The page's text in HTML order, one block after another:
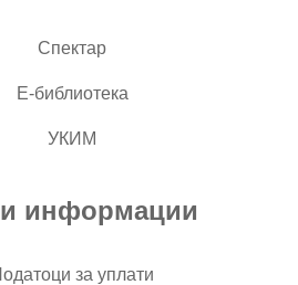
Спектар
Е-библиотека
УКИМ
информации
за уплати